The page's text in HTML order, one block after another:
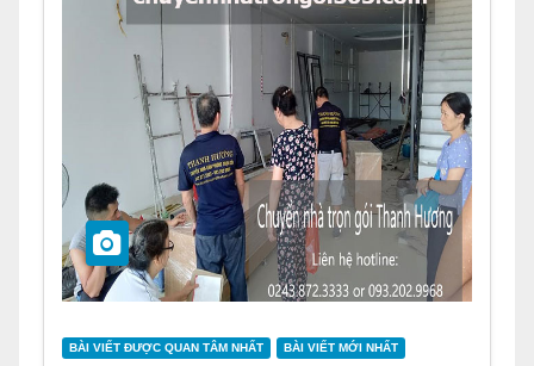
BÀI VIẾT ĐƯỢC QUAN TÂM NHẤT BÀI VIẾT MỚI NHẤT